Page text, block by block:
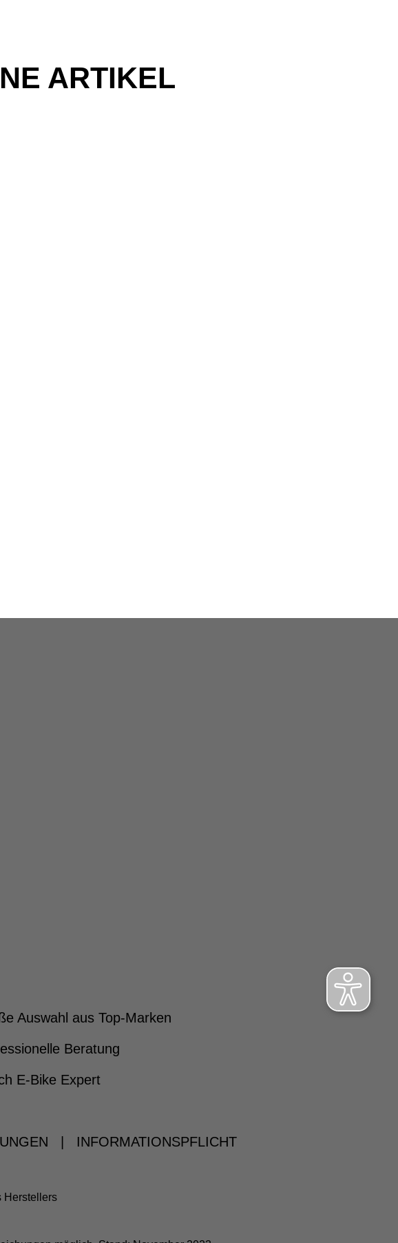
ARTIKEL
Auswahl aus Top-Marken
Beratung
E-Bike Expert
INFORMATIONSPFLICHT
Herstellers